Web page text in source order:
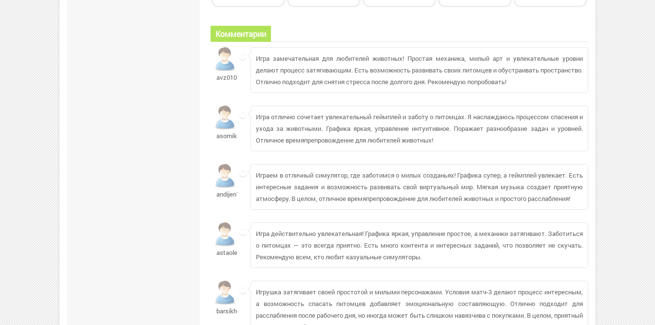
Комментарии
avz0109609
Игра замечательная для любителей животных! Простая механика, милый арт и увлекательные уровни
делают процесс затягивающим. Есть возможность развивать своих питомцев и обустраивать пространство.
Отлично подходит для снятия стресса после долгого дня. Рекомендую попробовать!
asomik381
Игра отлично сочетает увлекательный геймплей и заботу о питомцах. Я наслаждаюсь процессом спасения и
ухода за животными. Графика яркая, управление интуитивное. Поражает разнообразие задач и уровней.
Отличное времяпрепровождение для любителей животных!
andijen728
Играем в отличный симулятор, где заботимся о милых созданьях! Графика супер, а геймплей увлекает. Есть
интересные задания и возможность развивать свой виртуальный мир. Мягкая музыка создает приятную
атмосферу. В целом, отличное времяпрепровождение для любителей животных и простого расслабления!
astaoleg499
Игра действительно увлекательная! Графика яркая, управление простое, а механики затягивают. Заботиться
о питомцах — это всегда приятно. Есть много контента и интересных заданий, что позволяет не скучать.
Рекомендую всем, кто любит казуальные симуляторы.
barsikho
Игрушка затягивает своей простотой и милыми персонажами. Условия матч-3 делают процесс интересным,
а возможность спасать питомцев добавляет эмоциональную составляющую. Отлично подходит для
расслабления после рабочего дня, но иногда может быть слишком навязчива с покупками. В целом, приятный